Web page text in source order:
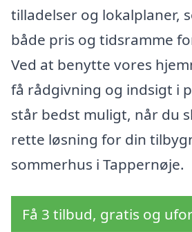
tilladelser og lokalplaner,
både pris og tidsramme
Ved at benytte vores
få rådgivning og indsigt i
står bedst muligt, når du
rette løsning for din
sommerhus i Tappernøje.
Få 3 tilbud, gratis og